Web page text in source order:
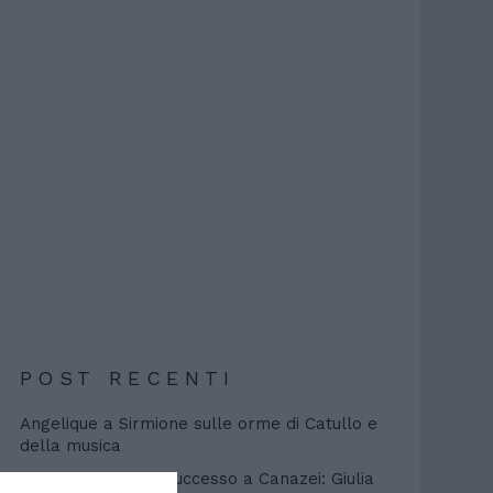
POST RECENTI
Angelique a Sirmione sulle orme di Catullo e
della musica
Miss Miluna 2026, successo a Canazei: Giulia